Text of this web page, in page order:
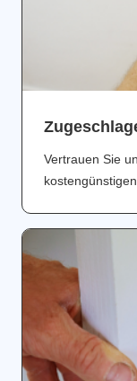
Vertrauen Sie